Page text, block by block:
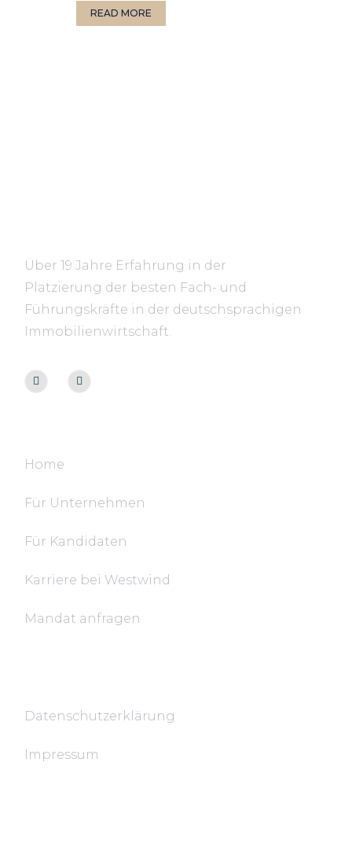
READ MORE
Über 19 Jahre Erfahrung in der
Platzierung der besten Fach- und
Führungskräfte in der deutschsprachigen
Immobilienwirtschaft.
Home
Für Unternehmen
Für Kandidaten
Karriere bei Westwind
Mandat anfragen
Datenschutzerklärung
Impressum